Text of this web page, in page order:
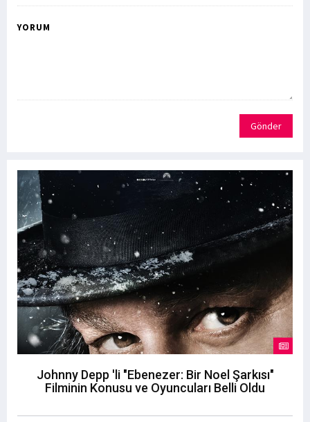
YORUM
Gönder
Johnny Depp 'li "Ebenezer: Bir Noel Şarkısı"
Filminin Konusu ve Oyuncuları Belli Oldu